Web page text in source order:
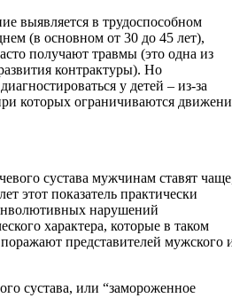
выявляется в трудоспособном
(в основном от 30 до 45 лет),
получают травмы (это одна из
контрактуры). Но
у детей – из-за
которых ограничиваются
сустава мужчинам ставят
этот показатель практически
нарушений
характера, которые в таком
поражают представителей мужского
сустава, или “замороженное